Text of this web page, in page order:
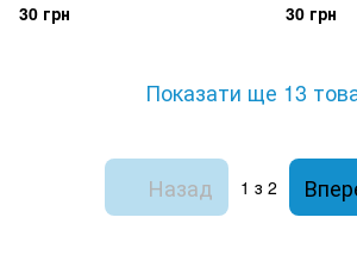
30 грн 30 грн
Показати ще 13
Назад 1 з 2